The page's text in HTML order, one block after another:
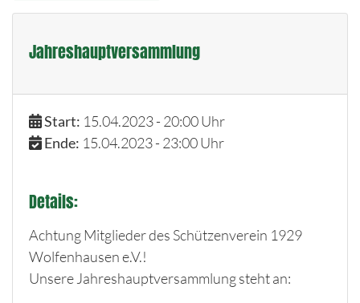
Jahreshauptversammlung
Start: 15.04.2023 - 20:00 Uhr
Ende: 15.04.2023 - 23:00 Uhr
Details:
Achtung Mitglieder des Schützenverein 1929
Wolfenhausen e.V.!
Unsere Jahreshauptversammlung steht an: